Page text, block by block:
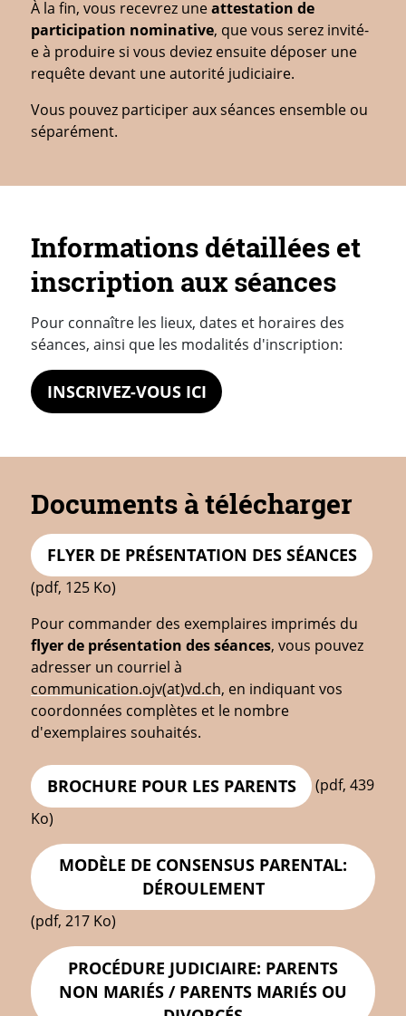
À la fin, vous recevrez uneattestation de
participation nominative, que vous serez invité-
e à produire si vous deviez ensuite déposer une
requête devant une autorité judiciaire.
Vous pouvez participer aux séances ensemble ou
séparément.
Informations détaillées et
inscription aux séances
Pour connaître les lieux, dates et horaires des
séances, ainsi que les modalités d'inscription:
INSCRIVEZ-VOUS ICI
Documents à télécharger
FLYER DE PRÉSENTATION DES SÉANCES
(pdf, 125 Ko)
Pour commander des exemplaires imprimés du
flyer de présentation des séances, vous pouvez
adresser un courriel à
communication.ojv(at)vd.ch, en indiquant vos
coordonnées complètes et le nombre
d'exemplaires souhaités.
BROCHURE POUR LES PARENTS
(pdf, 439
Ko)
MODÈLE DE CONSENSUS PARENTAL:
DÉROULEMENT
(pdf, 217 Ko)
PROCÉDURE JUDICIAIRE: PARENTS
NON MARIÉS / PARENTS MARIÉS OU